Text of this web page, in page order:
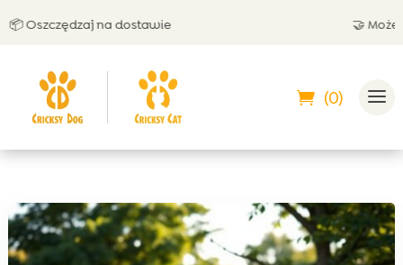
na dostawie 🤝 Możesz
(0)